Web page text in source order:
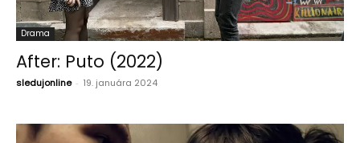
Drama
After: Puto (2022)
sledujonline - 19. januára 2024